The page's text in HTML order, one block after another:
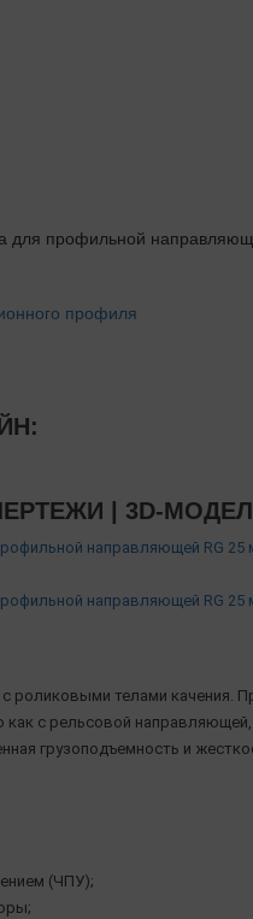
| 3D-
направляющей RG
направляющей RG
с роликовыми телами
с рельсовой
грузоподъемность и
(ЧПУ);